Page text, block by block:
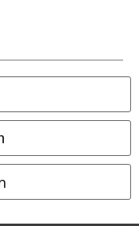
zzgl.Versandkosten